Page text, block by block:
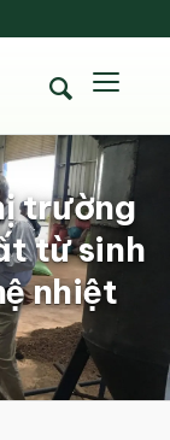
trường
từ sinh
nhiệt